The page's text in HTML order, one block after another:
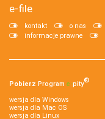
e-file
kontakt o nas
informacje prawne
Pobierz Program e‑pity®
wersja dla Windows
wersja dla Mac OS
wersja dla Linux